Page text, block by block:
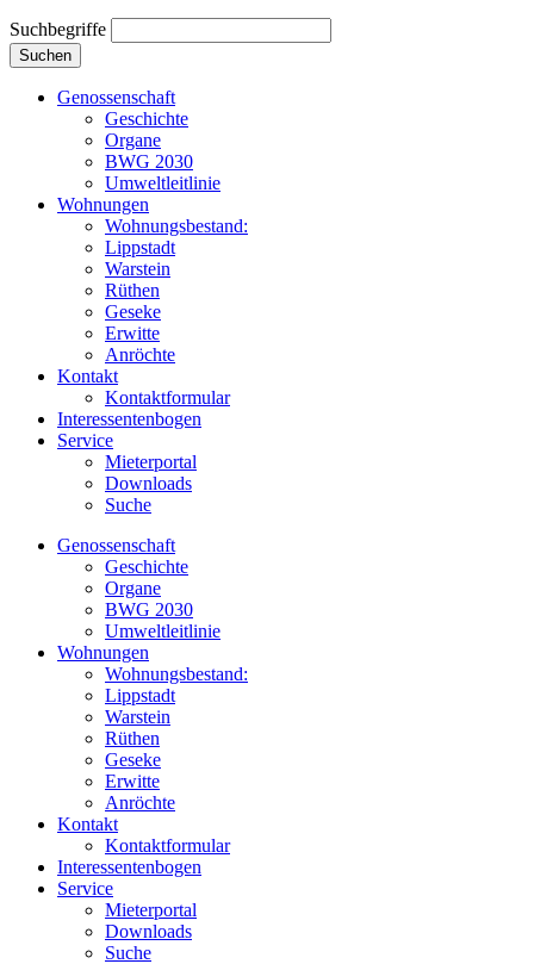
Suchbegriffe
Suchen
Genossenschaft
Geschichte
Organe
BWG 2030
Umweltleitlinie
Wohnungen
Wohnungsbestand:
Lippstadt
Warstein
Rüthen
Geseke
Erwitte
Anröchte
Kontakt
Kontaktformular
Interessentenbogen
Service
Mieterportal
Downloads
Suche
Genossenschaft
Geschichte
Organe
BWG 2030
Umweltleitlinie
Wohnungen
Wohnungsbestand:
Lippstadt
Warstein
Rüthen
Geseke
Erwitte
Anröchte
Kontakt
Kontaktformular
Interessentenbogen
Service
Mieterportal
Downloads
Suche